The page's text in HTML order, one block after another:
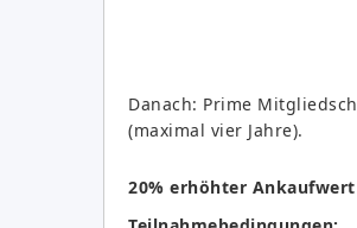
Danach: Prime
(maximal vier Jahre).
20% erhöhter Ankaufwert